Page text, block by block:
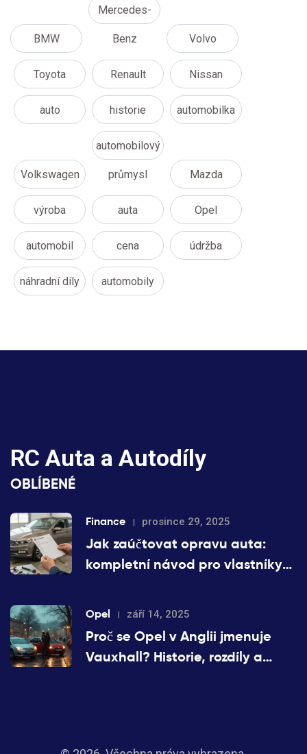
BMW
Mercedes-
Benz Volvo
Toyota Renault Nissan
auto historie automobilka
Volkswagen
automobilový
průmysl Mazda
výroba auta Opel
automobil cena údržba
náhradní díly automobily
RC Auta a Autodíly
OBLÍBENÉ
Finance prosince 29, 2025
Jak zaúčtovat opravu auta:
kompletní návod pro vlastníky
Opel září 14, 2025
Proč se Opel v Anglii jmenuje
Vauxhall? Historie, rozdíly a